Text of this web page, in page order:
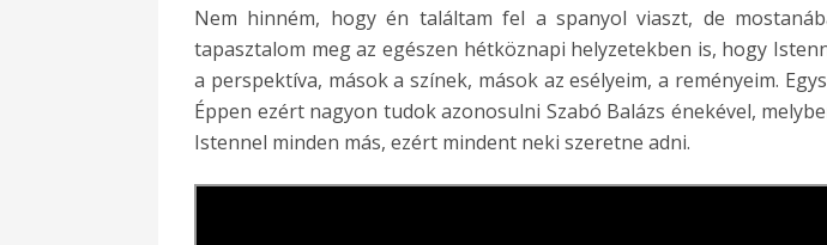
Nem hinném, hogy én találtam fel a spanyol viaszt, de
tapasztalom meg az egészen hétköznapi helyzetekben is, hogy
a perspektíva, mások a színek, mások az esélyeim, a reményeim.
Éppen ezért nagyon tudok azonosulni Szabó Balázs énekével,
Istennel minden más, ezért mindent neki szeretne adni.